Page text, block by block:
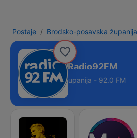
Postaje Brodsko-posavska županija
Radio92FM
posavska županija - 92.0 FM